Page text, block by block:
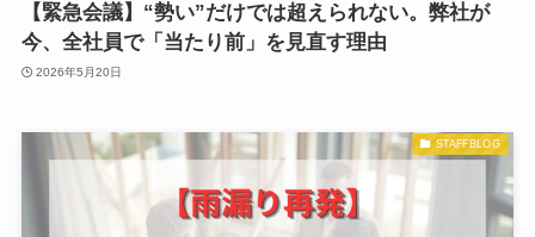
【緊急会議】“勢い”だけでは超えられない。弊社が
今、全社員で「当たり前」を見直す理由
2026年5月20日
STAFFBLOG